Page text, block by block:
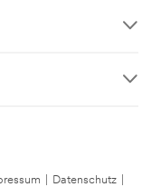
Datenschutz